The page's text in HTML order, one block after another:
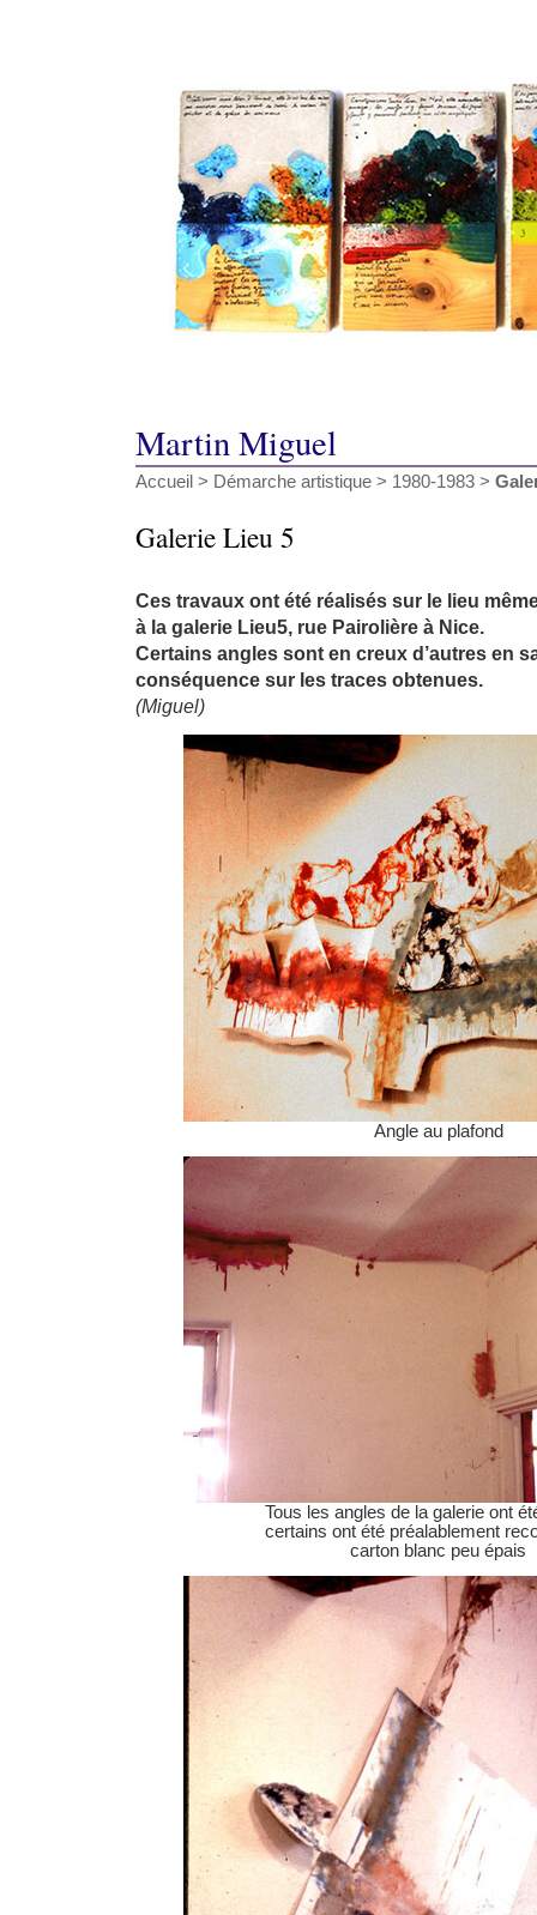
Martin Miguel
Accueil > Démarche artistique > 1980-1983 >
Galerie Lieu 5
Ces travaux ont été réalisés sur le lieu
à la galerie Lieu5, rue Pairolière à Nice.
Certains angles sont en creux d’autres en
conséquence sur les traces obtenues.
(Miguel)
Angle au plafond
Tous les angles de la galerie ont
certains ont été préalablement
carton blanc peu épais